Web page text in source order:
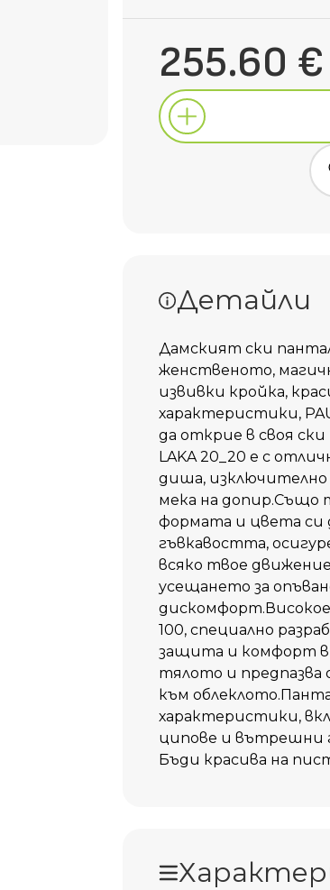
255.60
Детайли
Дамският ски
женственото,
извивки кройка,
характеристики,
да открие в своя
LAKA 20_20 е с
диша, изключително
мека на допир.Също
формата и цвета си
гъвкавостта,
всяко твое
усещането за
100, специално
защита и комфорт в
тялото и предпазва
към
характеристики,
ципове и вътрешни
Бъди красива на